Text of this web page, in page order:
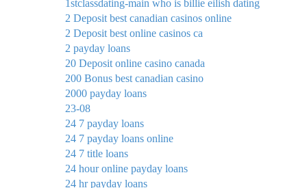
1stclassdating-main who is billie eilish dating
2 Deposit best canadian casinos online
2 Deposit best online casinos ca
2 payday loans
20 Deposit online casino canada
200 Bonus best canadian casino
2000 payday loans
23-08
24 7 payday loans
24 7 payday loans online
24 7 title loans
24 hour online payday loans
24 hr payday loans